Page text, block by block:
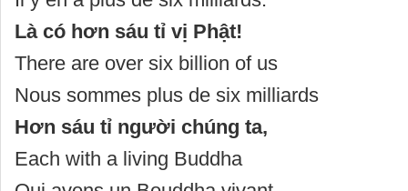
Là có hơn sáu tỉ vị Phật!
There are over six billion of us
Nous sommes plus de six milliards
Hơn sáu tỉ người chúng ta,
Each with a living Buddha